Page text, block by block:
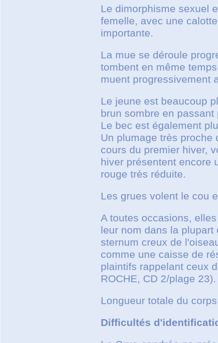
Le dimorphisme sexuel
femelle, avec une
importante.
La mue se déroule
tombent en même
muent progressivement
Le jeune est beaucoup
brun sombre en
Le bec est également
Un plumage très
cours du premier hiver,
hiver présentent encore
rouge très réduite.
Les grues volent le cou
A toutes occasions,
leur nom dans la
sternum creux de
comme une caisse de
plaintifs rappelant ceux
ROCHE, CD 2/plage 23).
Longueur totale du
Difficultés